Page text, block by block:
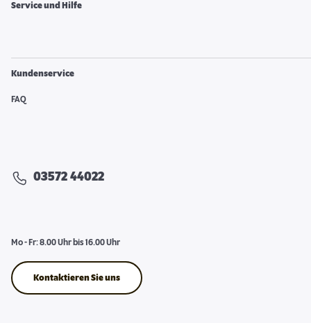
Service und Hilfe
Kundenservice
FAQ
03572 44022
Mo - Fr: 8.00 Uhr bis 16.00 Uhr
Kontaktieren Sie uns